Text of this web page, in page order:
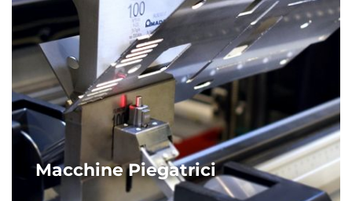
Macchine Piegatrici
La gamma completa di prodotti per la piegatura AMADA,